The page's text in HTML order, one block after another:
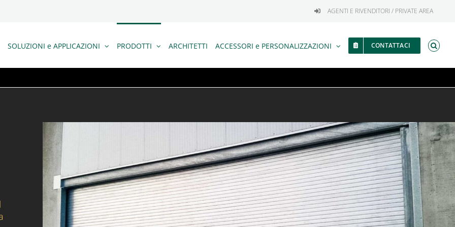
AGENTI E RIVENDITORI / PRIVATE AREA
SOLUZIONI e APPLICAZIONI PRODOTTI ARCHITETTI ACCESSORI e PERSONALIZZAZIONI CONTATTACI